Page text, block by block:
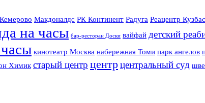
Макдоналдс РК Континент Радуга Реацентр
на часы бар-ресторан Доски вайфай детский
кинотеатр Москва набережная Томи парк ангелов
Химик старый центр центрцентральный суд